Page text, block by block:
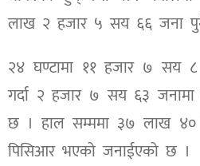
लाख २ हजार ५ सय ६६ जना
२४ घण्टामा ११ हजार ७ सय ८
गर्दा २ हजार ७ सय ६३ जनामा
छ । हाल सम्ममा ३७ लाख
पिसिआर भएको जनाईएको छ ।